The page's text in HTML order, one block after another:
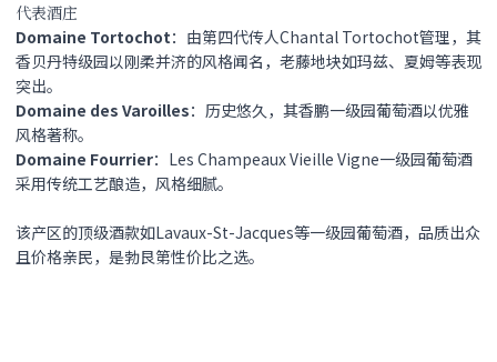
代表酒庄
Domaine Tortochot‌：由第四代传人Chantal Tortochot管理，其
香贝丹特级园以刚柔并济的风格闻名，老藤地块如玛兹、夏姆等表现
突出。 ‌
Domaine des Varoilles‌：历史悠久，其香鹏一级园葡萄酒以优雅
风格著称。 ‌
Domaine Fourrier‌：Les Champeaux Vieille Vigne一级园葡萄酒
采用传统工艺酿造，风格细腻。 ‌
该产区的顶级酒款如Lavaux-St-Jacques等一级园葡萄酒，品质出众
且价格亲民，是勃艮第性价比之选。 ‌